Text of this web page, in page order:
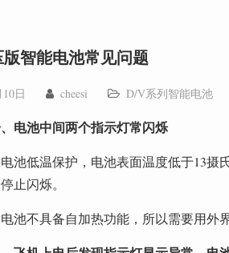
版智能电池常见问题
日 cheesi D/V系列智能电池
电池中间两个指示灯常闪烁
池低温保护，电池表面温度低于13摄
止闪烁。
池不具备自加热功能，所以需要用外